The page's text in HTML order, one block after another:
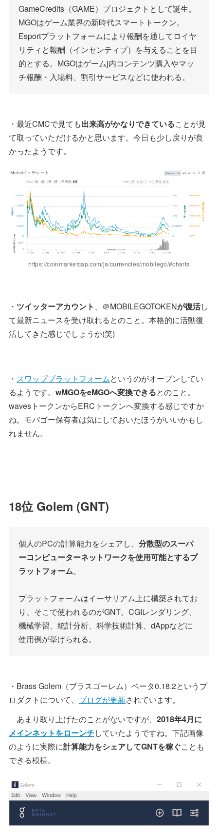
GameCredits（GAME）プロジェクトとして誕生。
MGOはゲーム業界の新時代スマートトークン。
Esportプラットフォームにより報酬を通してロイヤ
リティと報酬（インセンティブ）を与えることを目
的とする。MGOはゲームj内コンテンツ購入やマッ
チ報酬・入場料、割引サービスなどに使われる。
・最近CMCで見ても出来高がかなりできていることが見
て取っていただけるかと思います。今日も少し戻りが良
かったようです。
https://coinmarketcap.com/ja/currencies/mobilego/#charts
・ ツイッターアカウント 、＠MOBILEGOTOKENが復活し
て最新ニュースを受け取れるとのこと。本格的に活動復
活してきた感じでしょうか(笑)
・ スワッププラットフォームというのがオープンしてい
るようです。 wMGOをeMGOへ変換できるとのこと。
wavesトークンからERCトークンへ変換する感じですか
ね。モバゴー保有者は気にしておいたほうがいいかもし
れません。
18位 Golem (GNT)
個人のPCの計算能力をシェアし、 分散型のスーパ
ーコンピューターネットワークを使用可能とするプ
ラットフォーム。
プラットフォームはイーサリアム上に構築されてお
り、そこで使われるのがGNT。CGIレンダリング、
機械学習、統計分析、科学技術計算、dAppなどに
使用例が挙げられる。
・Brass Golem（ブラスゴーレム）ベータ0.18.2というプ
ロダクトについて、 ブログが更新されています。
あまり取り上げたのことがないですが、 2018年4月に
メインネットをローンチしていたようですね。下記画像
のように実際に計算能力をシェアしてGNTを稼ぐことも
できる模様。